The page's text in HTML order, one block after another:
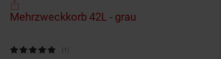
Mehrzweckkorb 42L - grau
Kundenbewertung: 5 von 5 Sternen
(1 Kundenbewertungen
)